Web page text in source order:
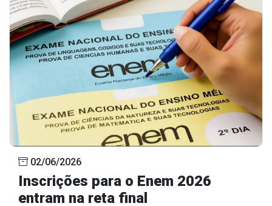
02/06/2026
Inscrições para o Enem 2026
entram na reta final